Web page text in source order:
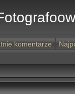
komentarze